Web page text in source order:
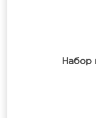
Набор